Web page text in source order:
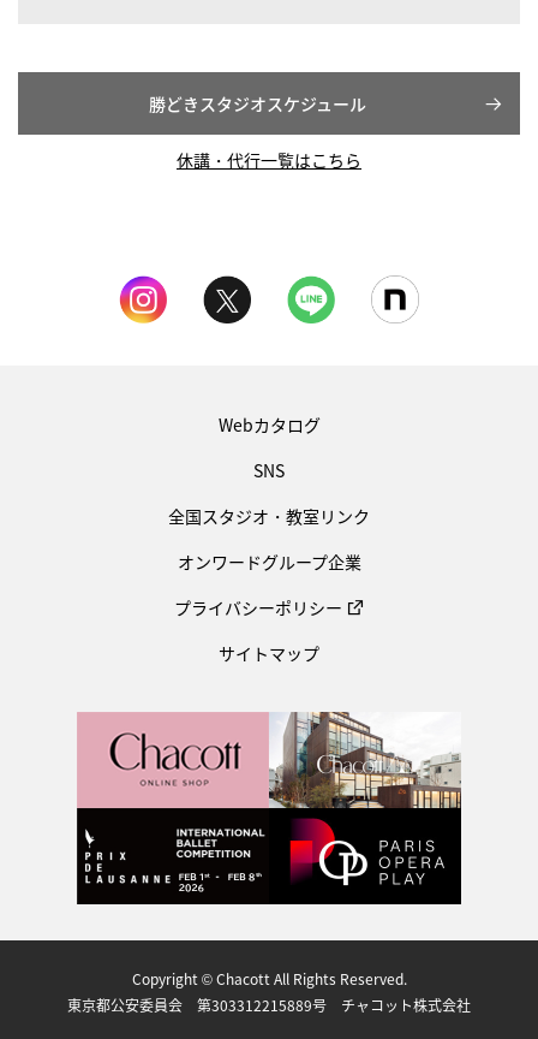
勝どきスタジオスケジュール
休講・代行一覧はこちら
Webカタログ
SNS
全国スタジオ・教室リンク
オンワードグループ企業
プライバシーポリシー
サイトマップ
Copyright © Chacott All Rights Reserved.
東京都公安委員会 第303312215889号 チャコット株式会社